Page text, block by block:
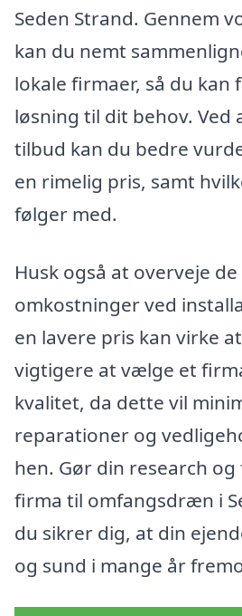
Seden Strand. Gennem
kan du nemt
lokale firmaer, så du kan
løsning til dit behov. Ved
tilbud kan du bedre
en rimelig pris, samt
følger med.
Husk også at overveje
omkostninger ved
en lavere pris kan virke
vigtigere at vælge et
kvalitet, da dette vil
reparationer og
hen. Gør din research
firma til omfangsdræn i
du sikrer dig, at din
og sund i mange år